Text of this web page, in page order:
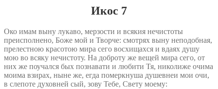
Икос 7
Око имам выну лукаво, мерзости и всякия нечистоты
преисполнено, Боже мой и Творче: смотрях выну неподобная,
прелестною красотою мира сего восхищахся и вдаях душу
мою во всяку нечистоту. На доброту же вещей мира сего, от
них же поучался бых познавати и любити Тя, николиже очима
моима взирах, ныне же, егда померкнуша душевнеи мои очи,
в слепоте духовней сый, зову Тебе, Свету моему: